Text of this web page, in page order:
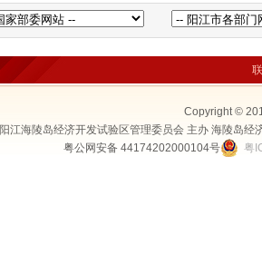
Copyright ©
阳江海陵岛经济开发试验区管理委员会 主办 海陵岛
粤公网安备 44174202000104号
粤